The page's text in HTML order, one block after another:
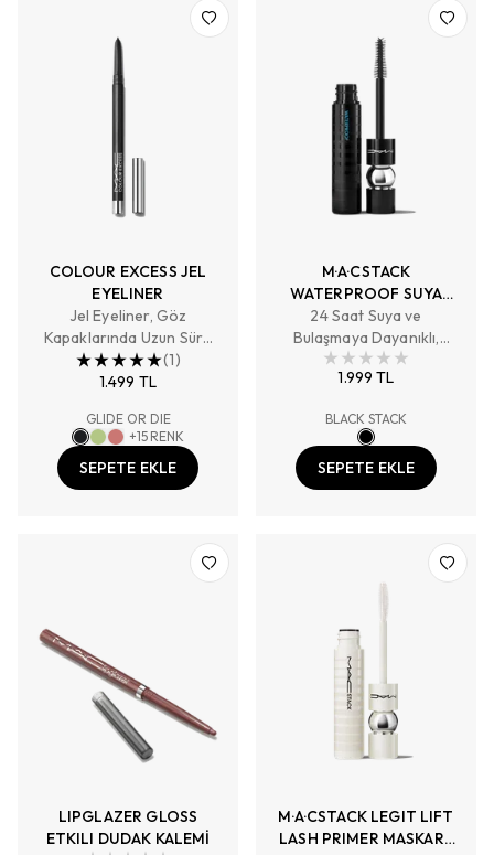
COLOUR EXCESS JEL
EYELINER
Jel Eyeliner, Göz
Kapaklarında Uzun Süre
Kalıcı, Yüksek Pigmentli
(1)
1.499 TL
GLIDE OR DIE
+15 RENK
SEPETE EKLE
M·A·CSTACK
WATERPROOF SUYA
DAYANIKLI MASKARA 12
ML
24 Saat Suya ve
Bulaşmaya Dayanıklı,
Hacim Veren, Topaklanma
Karşıtı
1.999 TL
BLACK STACK
SEPETE EKLE
LIPGLAZER GLOSS
ETKILI DUDAK KALEMİ
M·A·CSTACK LEGIT LIFT
LASH PRIMER MASKARA